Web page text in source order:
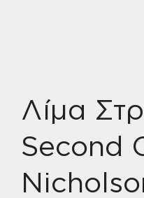
Λίμα
Second